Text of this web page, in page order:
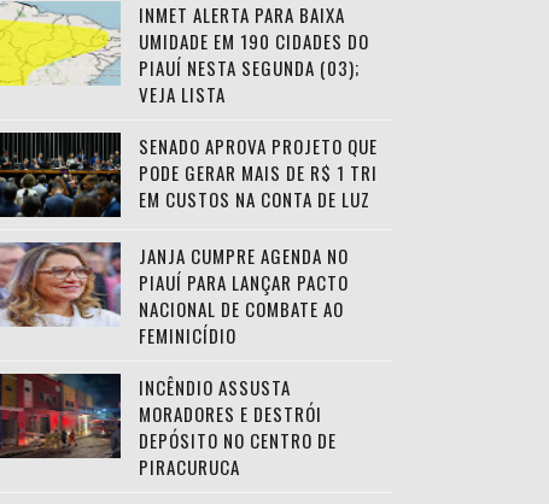
INMET ALERTA PARA BAIXA
UMIDADE EM 190 CIDADES DO
PIAUÍ NESTA SEGUNDA (03);
VEJA LISTA
SENADO APROVA PROJETO QUE
PODE GERAR MAIS DE R$ 1 TRI
EM CUSTOS NA CONTA DE LUZ
JANJA CUMPRE AGENDA NO
PIAUÍ PARA LANÇAR PACTO
NACIONAL DE COMBATE AO
FEMINICÍDIO
INCÊNDIO ASSUSTA
MORADORES E DESTRÓI
DEPÓSITO NO CENTRO DE
PIRACURUCA